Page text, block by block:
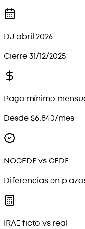
DJ abril 2026
Cierre 31/12/2025
Pago mínimo
Desde $6.840/mes
NOCEDE vs CEDE
Diferencias en
IRAE ficto vs real